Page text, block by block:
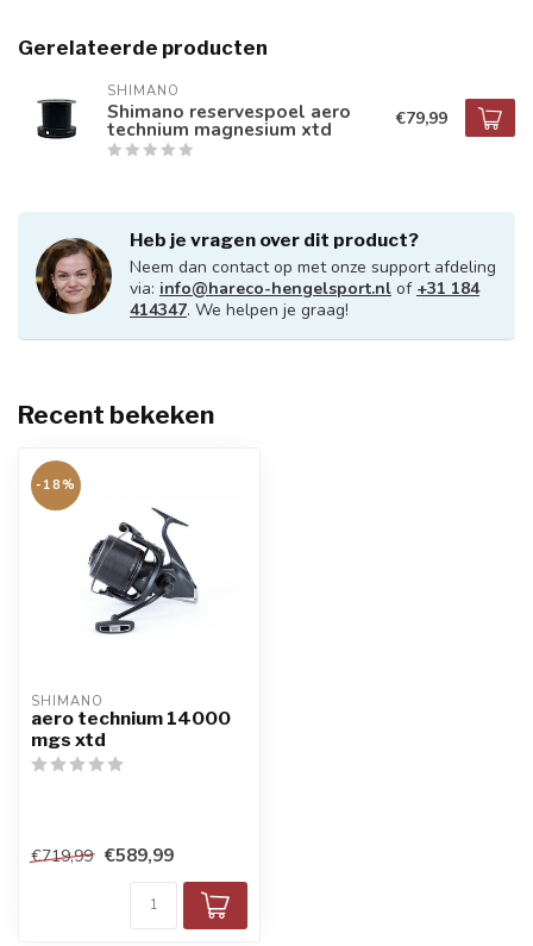
Gerelateerde producten
SHIMANO
Shimano reservespoel aero
technium magnesium xtd €79,99
Heb je vragen over dit product?
Neem dan contact op met onze support afdeling
via: info@hareco-hengelsport.nl of +31 184
414347. We helpen je graag!
Recent bekeken
-18%
SHIMANO
aero technium 14000
mgs xtd
€719,99 €589,99